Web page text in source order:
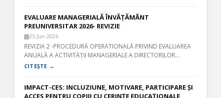
EVALUARE MANAGERIALĂ ÎNVĂȚĂMÂNT
PREUNIVERSITAR 2026- REVIZIE
25 Jun 2026
REVIZIA 2 -PROCEDURĂ OPERATIONALĂ PRIVIND EVALUAREA
ANUALĂ A ACTIVITĂȚII MANAGERIALE A DIRECTORILOR…
CITEȘTE →
IMPACT-CES: INCLUZIUNE, MOTIVARE, PARTICIPARE ȘI
ACCES PENTRU COPIII CU CERINȚE EDUCAȚIONALE